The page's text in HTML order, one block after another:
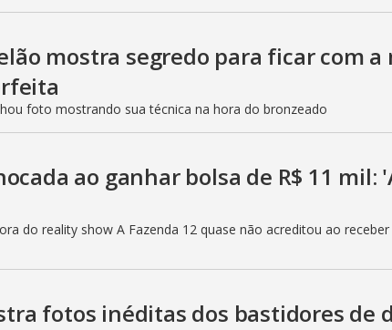
mostra segredo para ficar com
foto mostrando sua técnica na hora do bronzeado
ao ganhar bolsa de R$ 11 mil:
do reality show A Fazenda 12 quase não acreditou ao
fotos inéditas dos bastidores de